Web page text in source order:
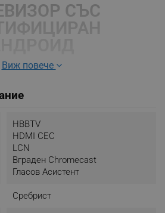
СЪС
ще хареса този телевизор
невероятни възможности!
Виж повече
HBBTV
HDMI CEC
LCN
Вграден Chromecast
Гласов Асистент
Сребрист